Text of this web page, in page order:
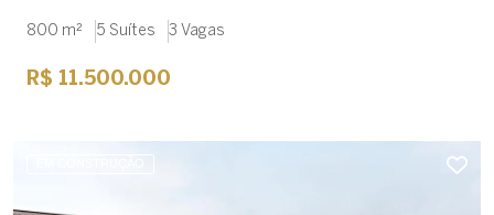
800 m² 5 Suítes 3 Vagas
R$ 11.500.000